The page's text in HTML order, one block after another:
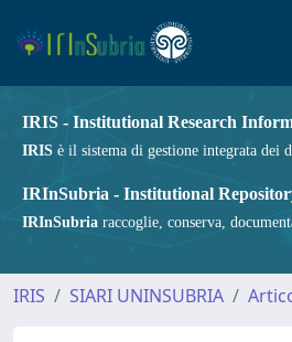
IRIS - Institutional Research
IRIS è il sistema di gestione integrata
IRInSubria - Institutional
IRInSubria raccoglie, conserva,
IRIS SIARI UNINSUBRIA